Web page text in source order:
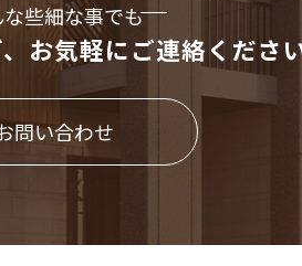
些細な事でも
お気軽にご連絡くださ
問い合わせ